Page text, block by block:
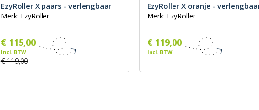
EzyRoller X paars - verlengbaar
Merk: EzyRoller
€ 115,00
Incl. BTW
€ 119,00
EzyRoller X oranje -
Merk: EzyRoller
€ 119,00
Incl. BTW